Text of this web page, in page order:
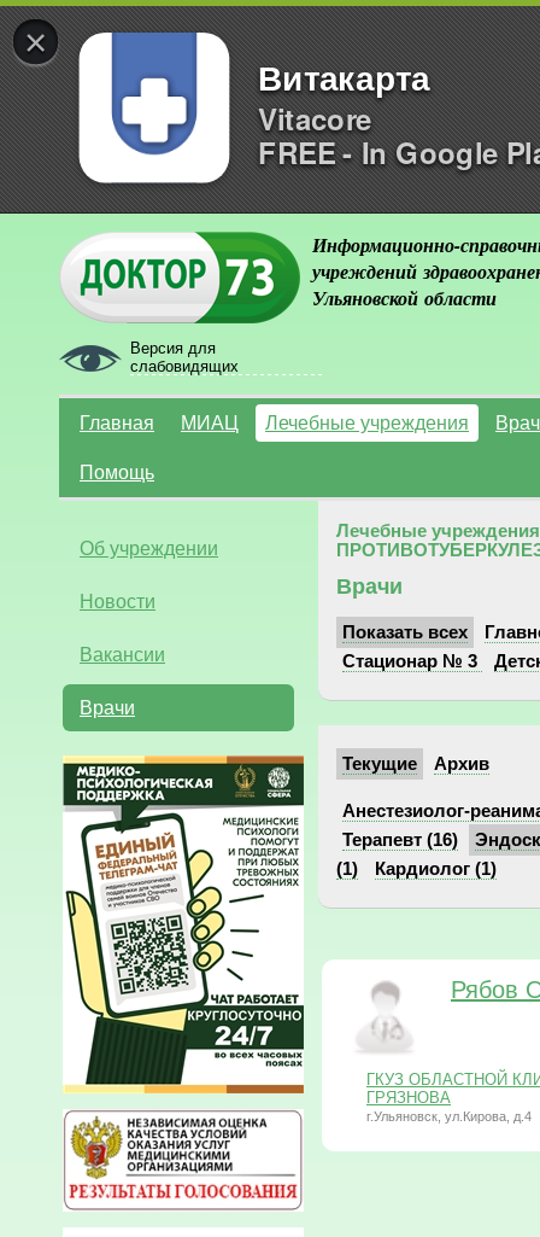
×
Витакарта
Vitacore
FREE - In Google
Версия для
слабовидящих
Информационно-
учреждений
Ульяновской области
Главная МИАЦ Лечебные учреждения
Помощь
Об учреждении
Новости
Вакансии
Врачи
Лечебные учреждения
Врачи
Показать всех
Стационар № 3
Текущие Архив
Анестезиолог-
Терапевт (16)
(1)
Кардиолог (1)
Рябов
ГКУЗ ОБЛАСТНОЙ
ГРЯЗНОВА
г.Ульяновск, ул.Кирова, д.4